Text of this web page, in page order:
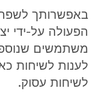
באפשרותך לשפר
הפעולה על-ידי
משתמשים
לענות לשיחות
לשיחות עסוק.